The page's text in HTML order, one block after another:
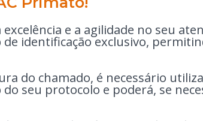
e a agilidade no seu
identificação exclusivo,
do chamado, é necessário
seu protocolo e poderá, se